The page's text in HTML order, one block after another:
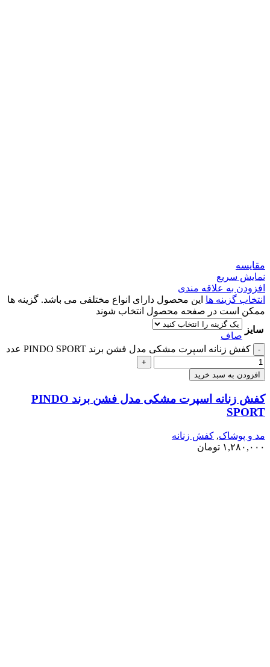
مقايسه
نمایش سریع
افزودن به علاقه مندی
انتخاب گزینه ها این محصول دارای انواع مختلفی می باشد. گزینه ها
ممکن است در صفحه محصول انتخاب شوند
سایز
صاف
- کفش زنانه اسپرت مشکی مدل فشن برند PINDO SPORT عدد
+
افزودن به سبد خرید
کفش زنانه اسپرت مشکی مدل فشن برند PINDO
SPORT
مد و پوشاک, کفش زنانه
۱,۲۸۰,۰۰۰ تومان